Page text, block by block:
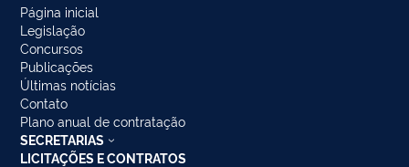
Página inicial
Legislação
Concursos
Publicações
Últimas notícias
Contato
Plano anual de contratação
SECRETARIAS
LICITAÇÕES E CONTRATOS